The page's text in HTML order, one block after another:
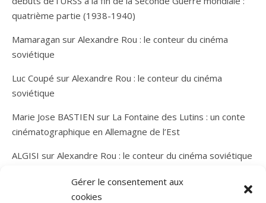
Gérer le consentement aux
cookies
quatrième partie (1938-1940)
Mamaragan sur Alexandre Rou : le conteur du cinéma
soviétique
Luc Coupé sur Alexandre Rou : le conteur du cinéma
soviétique
Marie Jose BASTIEN sur La Fontaine des Lutins : un conte
cinématographique en Allemagne de l’Est
ALGISI sur Alexandre Rou : le conteur du cinéma soviétique